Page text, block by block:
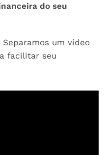
do seu
um vídeo
facilitar seu